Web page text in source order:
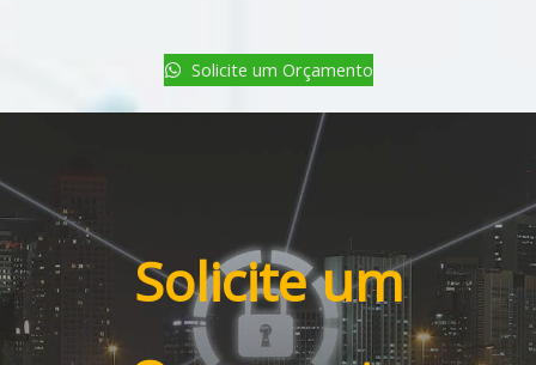
Solicite um Orçamento
Solicite um